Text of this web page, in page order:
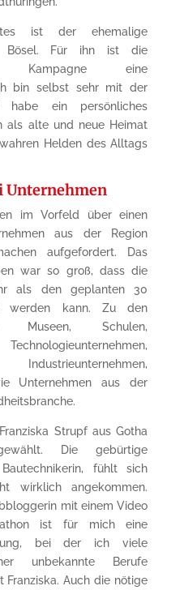
ist der ehemalige
Bösel. Für ihn ist die
Kampagne eine
bin selbst sehr mit der
habe ein persönliches
als alte und neue Heimat
Helden des Alltags
Unternehmen
im Vorfeld über einen
aus der Region
aufgefordert. Das
war so groß, dass die
als den geplanten 30
werden kann. Zu den
Museen, Schulen,
Industrieunternehmen,
Unternehmen aus der
Strupf aus Gotha
Die gebürtige
fühlt sich
wirklich angekommen.
mit einem Video
ist für mich eine
bei der ich viele
unbekannte Berufe
Franziska. Auch die nötige